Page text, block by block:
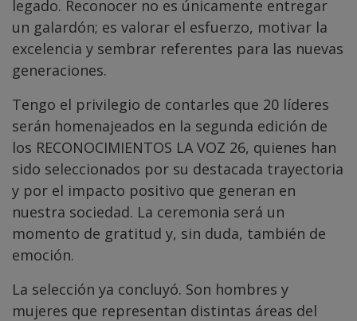
legado. Reconocer no es únicamente entregar
un galardón; es valorar el esfuerzo, motivar la
excelencia y sembrar referentes para las nuevas
generaciones.
Tengo el privilegio de contarles que 20 líderes
serán homenajeados en la segunda edición de
los RECONOCIMIENTOS LA VOZ 26, quienes han
sido seleccionados por su destacada trayectoria
y por el impacto positivo que generan en
nuestra sociedad. La ceremonia será un
momento de gratitud y, sin duda, también de
emoción.
La selección ya concluyó. Son hombres y
mujeres que representan distintas áreas del